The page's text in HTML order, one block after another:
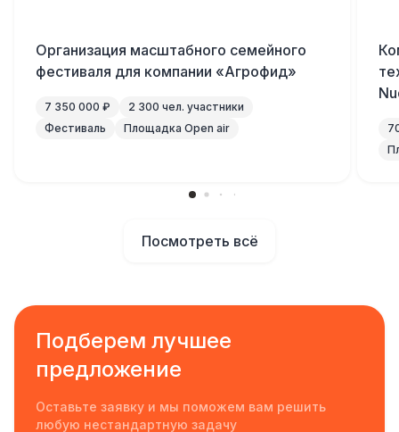
Организация масштабного семейного
фестиваля для компании «Агрофид»
7 350 000 ₽
2 300 чел. участники
Фестиваль
Площадка Open air
Посмотреть всё
Подберем лучшее
предложение
Оставьте заявку и мы поможем вам решить
любую нестандартную задачу